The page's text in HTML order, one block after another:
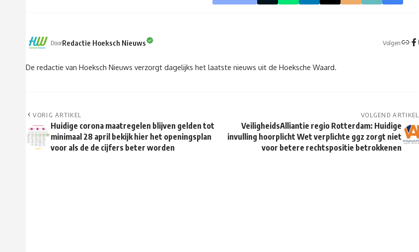
DoorRedactie Hoeksch Nieuws Volgen
De redactie van Hoeksch Nieuws verzorgt dagelijks het laatste nieuws uit de Hoeksche Waard.
VORIG ARTIKEL
Huidige corona maatregelen blijven gelden tot
minimaal 28 april bekijk hier het openingsplan
voor als de de cijfers beter worden
VOLGEND ARTIKEL
VeiligheidsAlliantie regio Rotterdam: Huidige
invulling hoorplicht Wet verplichte ggz zorgt niet
voor betere rechtspositie betrokkenen